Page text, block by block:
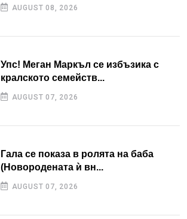
AUGUST 08, 2026
Упс! Меган Маркъл се избъзика с
кралското семейств...
AUGUST 07, 2026
Гала се показа в ролята на баба
(Новородената ѝ вн...
AUGUST 07, 2026